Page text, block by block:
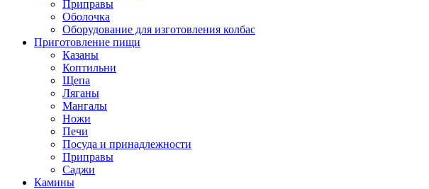
Приправы
Оболочка
Оборудование для изготовления колбас
Приготовление пищи
Казаны
Коптильни
Щепа
Ляганы
Мангалы
Ножи
Печи
Посуда и принадлежности
Приправы
Саджи
Камины